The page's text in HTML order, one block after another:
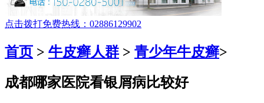
点击拨打免费热线：02886129902
首页 > 牛皮癣人群 > 青少年牛皮癣>
成都哪家医院看银屑病比较好